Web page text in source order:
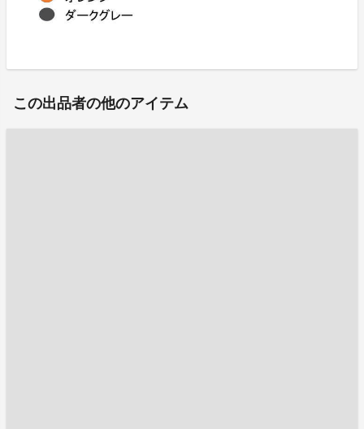
この出品者の他のアイテム